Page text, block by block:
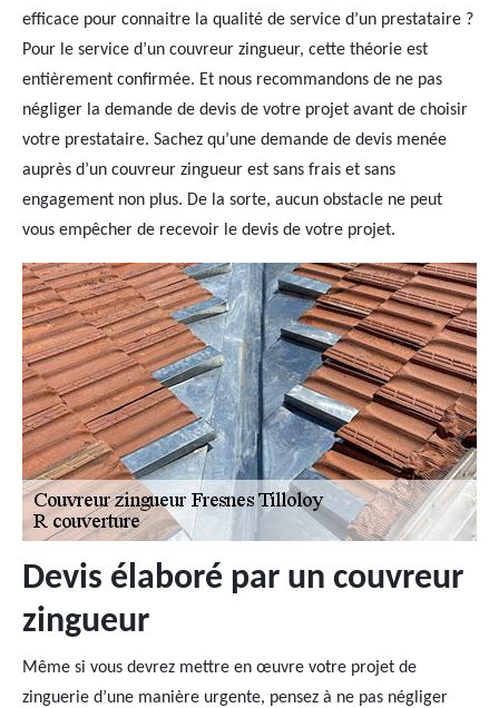
efficace pour connaitre la qualité de service d’un prestataire ?
Pour le service d’un couvreur zingueur, cette théorie est
entièrement confirmée. Et nous recommandons de ne pas
négliger la demande de devis de votre projet avant de choisir
votre prestataire. Sachez qu’une demande de devis menée
auprès d’un couvreur zingueur est sans frais et sans
engagement non plus. De la sorte, aucun obstacle ne peut
vous empêcher de recevoir le devis de votre projet.
Devis élaboré par un couvreur
zingueur
Même si vous devrez mettre en œuvre votre projet de
zinguerie d’une manière urgente, pensez à ne pas négliger